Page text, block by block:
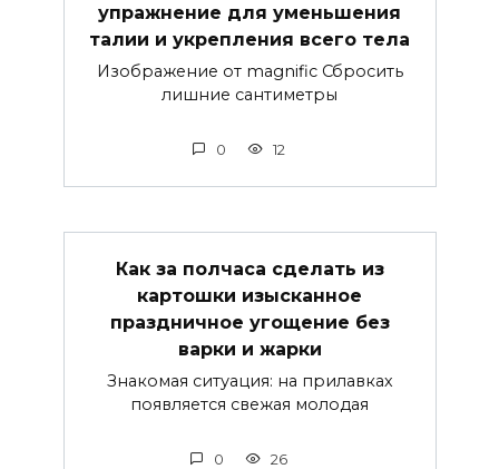
упражнение для уменьшения
талии и укрепления всего тела
Изображение от magnific Сбросить
лишние сантиметры
0 12
Как за полчаса сделать из
картошки изысканное
праздничное угощение без
варки и жарки
Знакомая ситуация: на прилавках
появляется свежая молодая
0 26